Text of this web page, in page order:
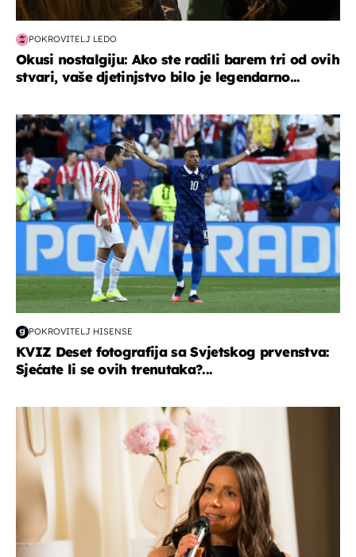
POKROVITELJ LEDO
Okusi nostalgiju: Ako ste radili barem tri od ovih
stvari, vaše djetinjstvo bilo je legendarno...
svjetsko prvenstvo 2026
POKROVITELJ HISENSE
KVIZ Deset fotografija sa Svjetskog prvenstva:
Sjećate li se ovih trenutaka?...
moda & ljepota